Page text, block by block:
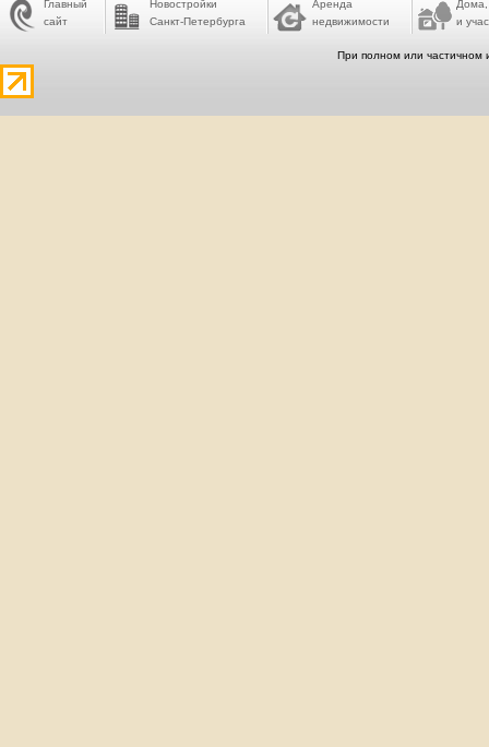
Главный
сайт
Новостройки
Санкт-Петербурга
Аренда
недвижимости
Дома,
и
При полном или частичном